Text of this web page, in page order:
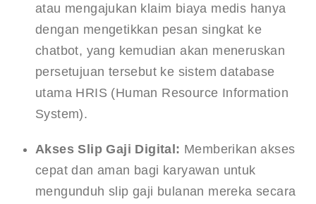
atau mengajukan klaim biaya medis hanya
dengan mengetikkan pesan singkat ke
chatbot, yang kemudian akan meneruskan
persetujuan tersebut ke sistem database
utama HRIS (Human Resource Information
System).
Akses Slip Gaji Digital: Memberikan akses
cepat dan aman bagi karyawan untuk
mengunduh slip gaji bulanan mereka secara